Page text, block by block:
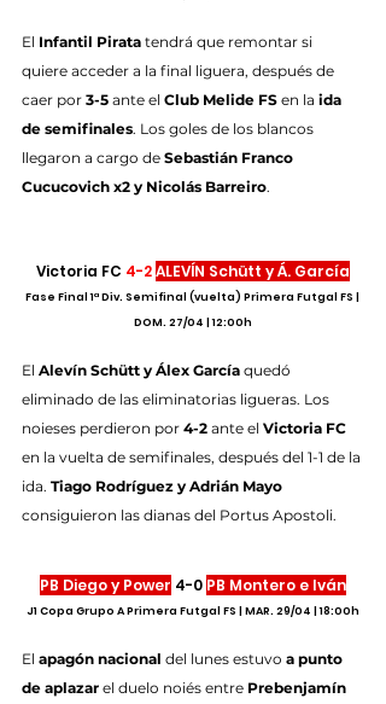
El Infantil Pirata tendrá que remontar si
quiere acceder a la final liguera, después de
caer por 3-5 ante el Club Melide FS en la ida
de semifinales. Los goles de los blancos
llegaron a cargo de Sebastián Franco
Cucucovich x2 y Nicolás Barreiro.
Victoria FC 4-2ALEVÍN Schütt y Á. García
Fase Final 1ª Div. Semifinal (vuelta) Primera Futgal FS |
DOM. 27/04 | 12:00h
El Alevín Schütt y Álex García quedó
eliminado de las eliminatorias ligueras. Los
noieses perdieron por 4-2 ante el Victoria FC
en la vuelta de semifinales, después del 1-1 de la
ida. Tiago Rodríguez y Adrián Mayo
consiguieron las dianas del Portus Apostoli.
PB Diego y Power 4-0 PB Montero e Iván
J1 Copa Grupo A Primera Futgal FS | MAR. 29/04 | 18:00h
El apagón nacional del lunes estuvo a punto
de aplazar el duelo noiés entre Prebenjamín